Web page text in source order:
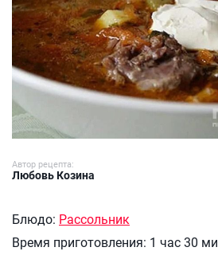
Автор рецепта:
Любовь Козина
Блюдо: Рассольник
Время приготовления: 1 час 30